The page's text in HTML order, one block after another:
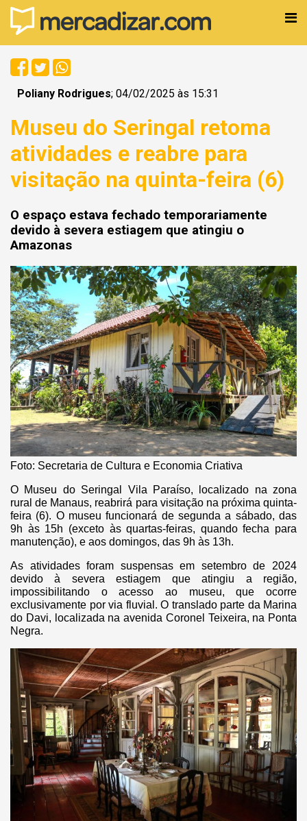
Poliany Rodrigues; 04/02/2025 às 15:31
Museu do Seringal retoma
atividades e reabre para
visitação na quinta-feira (6)
O espaço estava fechado temporariamente
devido à severa estiagem que atingiu o
Amazonas
Foto: Secretaria de Cultura e Economia Criativa
O Museu do Seringal Vila Paraíso, localizado na zona
rural de Manaus, reabrirá para visitação na próxima quinta-
feira (6). O museu funcionará de segunda a sábado, das
9h às 15h (exceto às quartas-feiras, quando fecha para
manutenção), e aos domingos, das 9h às 13h.
As atividades foram suspensas em setembro de 2024
devido à severa estiagem que atingiu a região,
impossibilitando o acesso ao museu, que ocorre
exclusivamente por via fluvial. O translado parte da Marina
do Davi, localizada na avenida Coronel Teixeira, na Ponta
Negra.